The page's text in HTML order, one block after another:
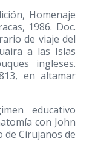
Homenaje
1986. Doc.
de viaje del
a las Islas
ingleses.
en altamar
educativo
con John
de Cirujanos de